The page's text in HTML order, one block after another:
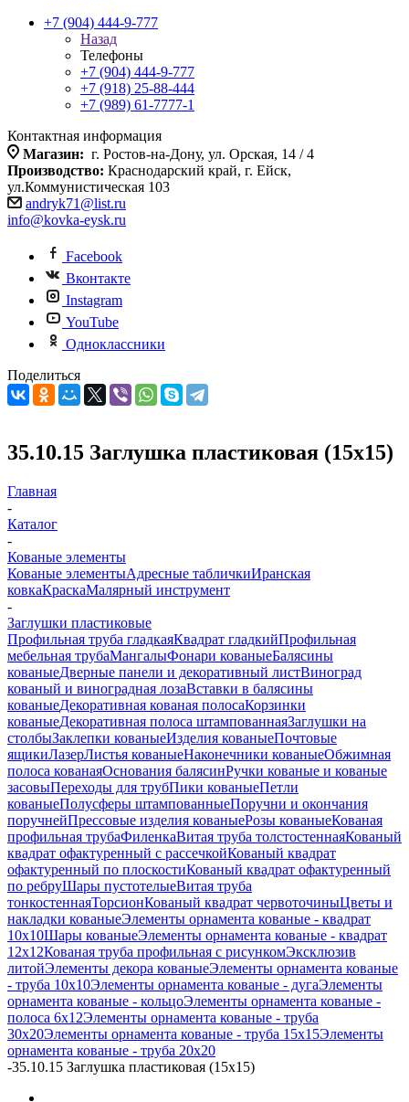
+7 (904) 444-9-777
Назад
Телефоны
+7 (904) 444-9-777
+7 (918) 25-88-444
+7 (989) 61-7777-1
Контактная информация
Магазин: г. Ростов-на-Дону, ул. Орская, 14 / 4
Производство: Краснодарский край, г. Ейск,
ул.Коммунистическая 103
andryk71@list.ru
info@kovka-eysk.ru
Facebook
Вконтакте
Instagram
YouTube
Одноклассники
Поделиться
35.10.15 Заглушка пластиковая (15х15)
Главная
-
Каталог
-
Кованые элементы
Кованые элементыАдресные табличкиИранская
ковкаКраскаМалярный инструмент
-
Заглушки пластиковые
Профильная труба гладкаяКвадрат гладкийПрофильная
мебельная трубаМангалыФонари кованыеБалясины
кованыеДверные панели и декоративный листВиноград
кованый и виноградная лозаВставки в балясины
кованыеДекоративная кованая полосаКорзинки
кованыеДекоративная полоса штампованнаяЗаглушки на
столбыЗаклепки кованыеИзделия кованыеПочтовые
ящикиЛазерЛистья кованыеНаконечники кованыеОбжимная
полоса кованаяОснования балясинРучки кованые и кованые
засовыПереходы для трубПики кованыеПетли
кованыеПолусферы штампованныеПоручни и окончания
поручнейПрессовые изделия кованыеРозы кованыеКованая
профильная трубаФиленкаВитая труба толстостеннаяКованый
квадрат офактуренный с рассечкойКованый квадрат
офактуренный по плоскостиКованый квадрат офактуренный
по ребруШары пустотелыеВитая труба
тонкостеннаяТорсионКованый квадрат червоточиныЦветы и
накладки кованыеЭлементы орнамента кованые - квадрат
10х10Шары кованыеЭлементы орнамента кованые - квадрат
12х12Кованая труба профильная с рисункомЭксклюзив
литойЭлементы декора кованыеЭлементы орнамента кованые
- труба 10х10Элементы орнамента кованые - дугаЭлементы
орнамента кованые - кольцоЭлементы орнамента кованые -
полоса 6х12Элементы орнамента кованые - труба
30х20Элементы орнамента кованые - труба 15х15Элементы
орнамента кованые - труба 20х20
-35.10.15 Заглушка пластиковая (15х15)